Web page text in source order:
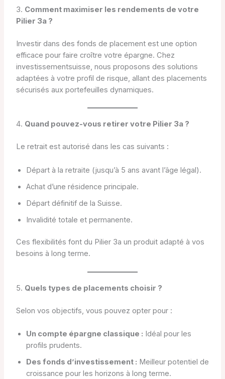
3. Comment maximiser les rendements de votre
Pilier 3a ?
Investir dans des fonds de placement est une option
efficace pour faire croître votre épargne. Chez
investissementsuisse, nous proposons des solutions
adaptées à votre profil de risque, allant des placements
sécurisés aux portefeuilles dynamiques.
4. Quand pouvez-vous retirer votre Pilier 3a ?
Le retrait est autorisé dans les cas suivants :
Départ à la retraite (jusqu’à 5 ans avant l’âge légal).
Achat d’une résidence principale.
Départ définitif de la Suisse.
Invalidité totale et permanente.
Ces flexibilités font du Pilier 3a un produit adapté à vos
besoins à long terme.
5. Quels types de placements choisir ?
Selon vos objectifs, vous pouvez opter pour :
Un compte épargne classique : Idéal pour les
profils prudents.
Des fonds d’investissement : Meilleur potentiel de
croissance pour les horizons à long terme.